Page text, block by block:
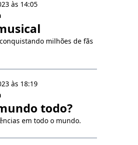
às 14:05
milhões de fãs
às 18:19
todo?
em todo o mundo.